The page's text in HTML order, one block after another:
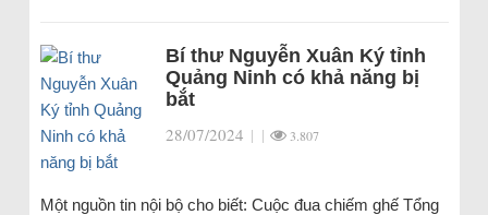
Bí thư Nguyễn Xuân Ký tỉnh
Quảng Ninh có khả năng bị
bắt
28/07/2024 | | 3.807
Một nguồn tin nội bộ cho biết: Cuộc đua chiếm ghế Tổng